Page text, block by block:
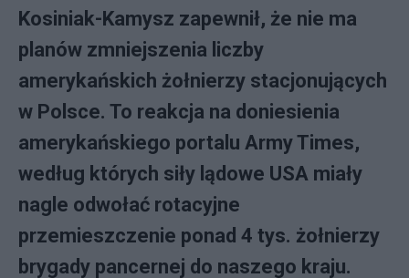
Kosiniak-Kamysz zapewnił, że nie ma
planów zmniejszenia liczby
amerykańskich żołnierzy stacjonujących
w Polsce. To reakcja na doniesienia
amerykańskiego portalu Army Times,
według których siły lądowe USA miały
nagle odwołać rotacyjne
przemieszczenie ponad 4 tys. żołnierzy
brygady pancernej do naszego kraju.